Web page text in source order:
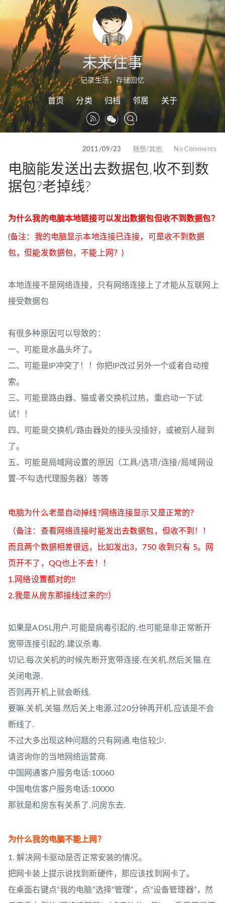
未来往事
记录生活，存储回忆
首页 分类 归档 邻居 关于
2011/09/23 随想/其他 No Comments
电脑能发送出去数据包,收不到数
据包?老掉线?
为什么我的电脑本地链接可以发出数据包但收不到数据包？
(备注：我的电脑显示本地连接已连接，可是收不到数据
包，但能发数据包，不能上网？)
本地连接不是网络连接，只有网络连接上了才能从互联网上
接受数据包
有很多种原因可以导致的：
一、可能是水晶头坏了。
二、可能是IP冲突了！！你把IP改过另外一个或者自动搜
索。
三、可能是路由器、猫或者交换机过热，重启动一下试
试！！
四、可能是交换机/路由器处的接头没插好，或被别人碰到
了。
五、可能是局域网设置的原因（工具/选项/连接/局域网设
置-不勾选代理服务器）等等
电脑为什么老是自动掉线?网络连接显示又是正常的？
（备注：查看网络连接时能发出去数据包，但收不到！！
而且两个数据相差很远，比如发出3，750 收到只有 5。网
页开不了，QQ也上不去！！
1.网络设置都对的!!
2.我是从房东那接线过来的!!）
如果是ADSL用户.可能是病毒引起的.也可能是非正常断开
宽带连接引起的.建议杀毒.
切记.每次关机的时候先断开宽带连接.在关机.然后关猫.在
关闭电源.
否则再开机上就会断线.
要嘛.关机.关猫.然后关上电源.过20分钟再开机.应该是不会
断线了.
不过大多出现这种问题的只有网通.电信较少.
请咨询你的当地网络运营商.
中国网通客户服务电话:10060
中国电信客户服务电话:10000
那就是和房东有关系了.问房东去.
为什么我的电脑不能上网？
1. 解决网卡驱动是否正常安装的情况。
把网卡装上提示说找到新硬件，那应该找到网卡了。
在桌面右键点“我的电脑”选择“管理”，点“设备管理器”，然